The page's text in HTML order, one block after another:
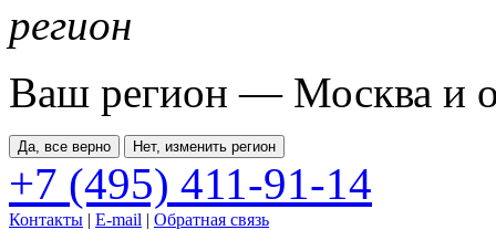
регион
Ваш регион — Москва и
Да, все верно Нет, изменить регион
+7 (495) 411-91-14
Контакты | E-mail | Обратная связь